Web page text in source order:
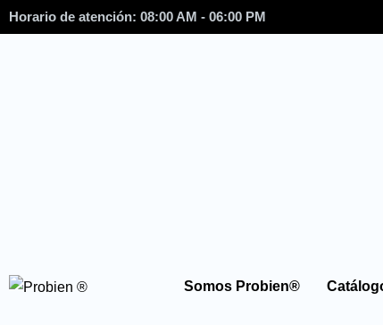
Horario de atención: 08:00 AM - 06:00 PM
Somos Probien®